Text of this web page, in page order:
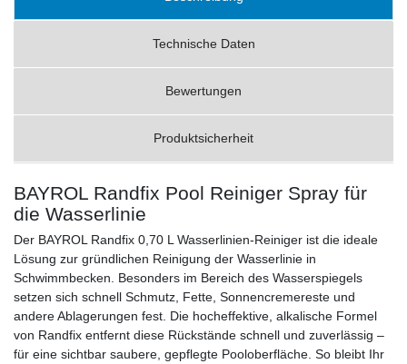
Technische Daten
Bewertungen
Produktsicherheit
BAYROL Randfix Pool Reiniger Spray für
die Wasserlinie
Der BAYROL Randfix 0,70 L Wasserlinien-Reiniger ist die ideale
Lösung zur gründlichen Reinigung der Wasserlinie in
Schwimmbecken. Besonders im Bereich des Wasserspiegels
setzen sich schnell Schmutz, Fette, Sonnencremereste und
andere Ablagerungen fest. Die hocheffektive, alkalische Formel
von Randfix entfernt diese Rückstände schnell und zuverlässig –
für eine sichtbar saubere, gepflegte Pooloberfläche. So bleibt Ihr